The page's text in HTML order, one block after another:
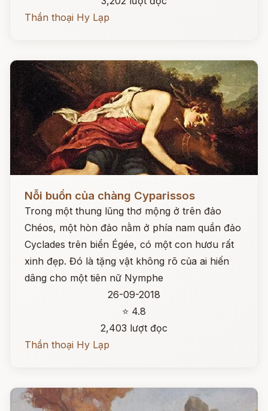
Thần thoại Hy Lạp
Đọc ngay
Nỗi buồn của chàng Cyparissos
Trong một thung lũng thơ mộng ở trên đảo
Chéos, một hòn đảo nằm ở phía nam quần đảo
Cyclades trên biển Égée, có một con hươu rất
xinh đẹp. Đó là tặng vật không rõ của ai hiến
dâng cho một tiên nữ Nymphe
26-09-2018
⭐ 4.8
2,403 lượt đọc
Thần thoại Hy Lạp